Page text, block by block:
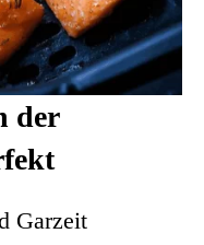
der
Garzeit